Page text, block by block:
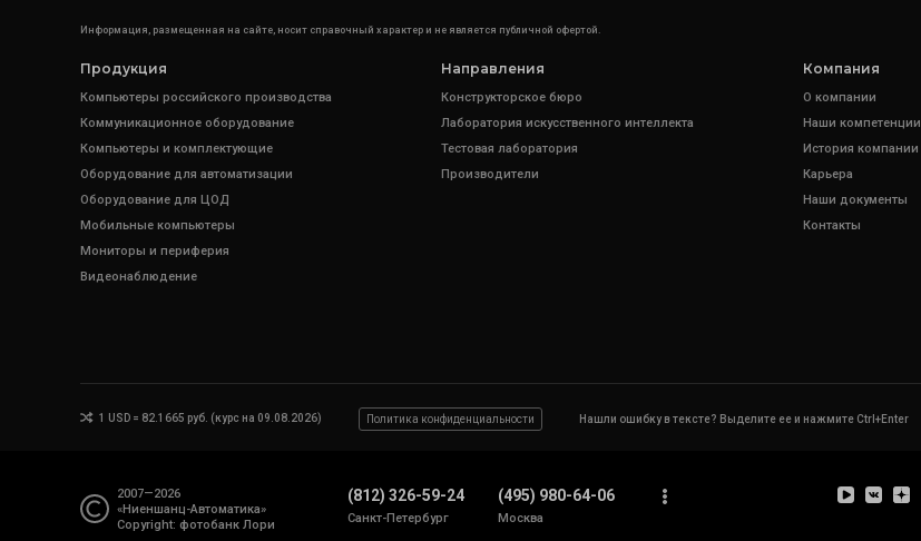
Информация, размещенная на сайте, носит справочный характер и не является публичной офертой.
Продукция
Компьютеры российского производства
Коммуникационное оборудование
Компьютеры и комплектующие
Оборудование для автоматизации
Оборудование для ЦОД
Мобильные компьютеры
Мониторы и периферия
Видеонаблюдение
Направления
Конструкторское бюро
Лаборатория искусственного интеллекта
Тестовая лаборатория
Производители
Компания
О компании
Наши компетенции
История компании
Карьера
Наши документы
Контакты
1 USD = 82.1665 руб. (курс на 09.08.2026) Политика конфиденциальности Нашли ошибку в тексте? Выделите ее и нажмите Ctrl+Enter
2007—2026
«Ниеншанц-Автоматика»
Copyright: фотобанк Лори
(812) 326-59-24
Санкт-Петербург
(495) 980-64-06
Москва